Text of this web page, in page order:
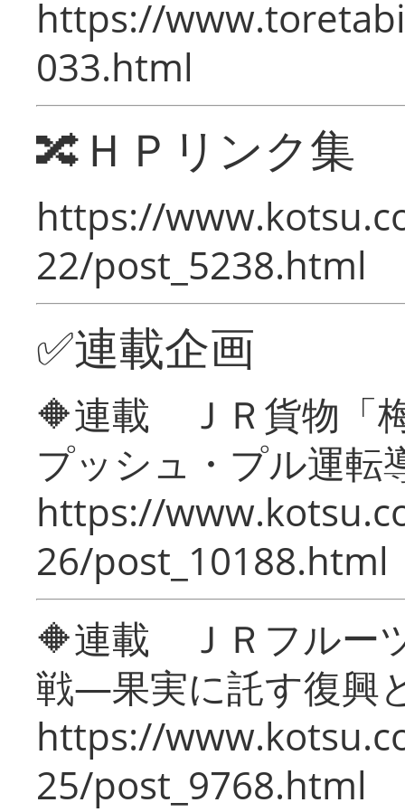
https://
033.html
🔀ＨＰリンク集
https://
22/post_5238.html
✅連載企画
🔶連載 ＪＲ貨物「
プッシュ・プル運転
https://
26/post_10188.html
🔶連載 ＪＲフルー
戦―果実に託す復興
https://
25/post_9768.html